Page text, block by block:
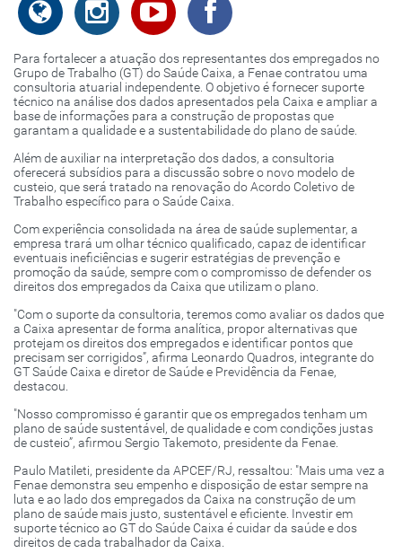
Para fortalecer a atuação dos representantes dos empregados no
Grupo de Trabalho (GT) do Saúde Caixa, a Fenae contratou uma
consultoria atuarial independente. O objetivo é fornecer suporte
técnico na análise dos dados apresentados pela Caixa e ampliar a
base de informações para a construção de propostas que
garantam a qualidade e a sustentabilidade do plano de saúde.
Além de auxiliar na interpretação dos dados, a consultoria
oferecerá subsídios para a discussão sobre o novo modelo de
custeio, que será tratado na renovação do Acordo Coletivo de
Trabalho específico para o Saúde Caixa.
Com experiência consolidada na área de saúde suplementar, a
empresa trará um olhar técnico qualificado, capaz de identificar
eventuais ineficiências e sugerir estratégias de prevenção e
promoção da saúde, sempre com o compromisso de defender os
direitos dos empregados da Caixa que utilizam o plano.
"Com o suporte da consultoria, teremos como avaliar os dados que
a Caixa apresentar de forma analítica, propor alternativas que
protejam os direitos dos empregados e identificar pontos que
precisam ser corrigidos”, afirma Leonardo Quadros, integrante do
GT Saúde Caixa e diretor de Saúde e Previdência da Fenae,
destacou.
"Nosso compromisso é garantir que os empregados tenham um
plano de saúde sustentável, de qualidade e com condições justas
de custeio”, afirmou Sergio Takemoto, presidente da Fenae.
Paulo Matileti, presidente da APCEF/RJ, ressaltou: "Mais uma vez a
Fenae demonstra seu empenho e disposição de estar sempre na
luta e ao lado dos empregados da Caixa na construção de um
plano de saúde mais justo, sustentável e eficiente. Investir em
suporte técnico ao GT do Saúde Caixa é cuidar da saúde e dos
direitos de cada trabalhador da Caixa.